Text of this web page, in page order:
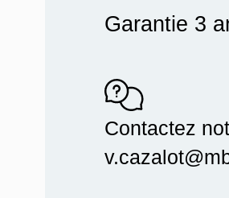
Garantie 3
Contactez